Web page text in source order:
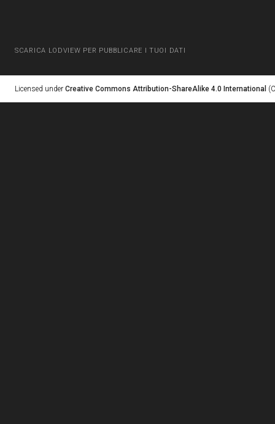
SCARICA LODVIEW PER PUBBLICARE I TUOI DATI
Licensed under Creative Commons Attribution-ShareAlike 4.0 International